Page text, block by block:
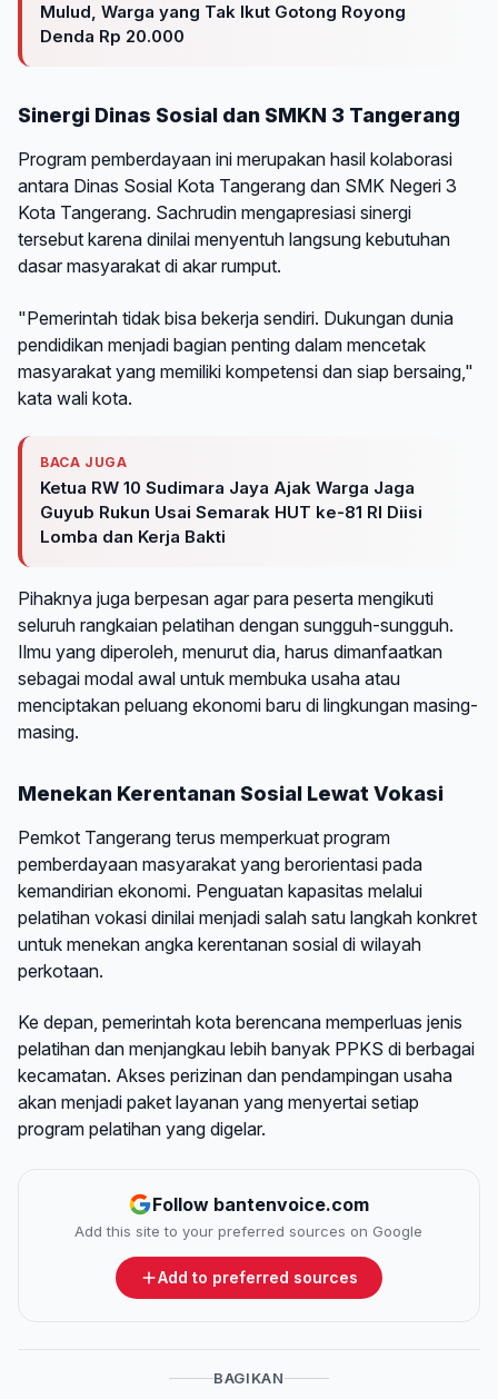
Mulud, Warga yang Tak Ikut Gotong Royong
Denda Rp 20.000
Sinergi Dinas Sosial dan SMKN 3 Tangerang
Program pemberdayaan ini merupakan hasil kolaborasi
antara Dinas Sosial Kota Tangerang dan SMK Negeri 3
Kota Tangerang. Sachrudin mengapresiasi sinergi
tersebut karena dinilai menyentuh langsung kebutuhan
dasar masyarakat di akar rumput.
"Pemerintah tidak bisa bekerja sendiri. Dukungan dunia
pendidikan menjadi bagian penting dalam mencetak
masyarakat yang memiliki kompetensi dan siap bersaing,"
kata wali kota.
BACA JUGA
Ketua RW 10 Sudimara Jaya Ajak Warga Jaga
Guyub Rukun Usai Semarak HUT ke-81 RI Diisi
Lomba dan Kerja Bakti
Pihaknya juga berpesan agar para peserta mengikuti
seluruh rangkaian pelatihan dengan sungguh-sungguh.
Ilmu yang diperoleh, menurut dia, harus dimanfaatkan
sebagai modal awal untuk membuka usaha atau
menciptakan peluang ekonomi baru di lingkungan masing-
masing.
Menekan Kerentanan Sosial Lewat Vokasi
Pemkot Tangerang terus memperkuat program
pemberdayaan masyarakat yang berorientasi pada
kemandirian ekonomi. Penguatan kapasitas melalui
pelatihan vokasi dinilai menjadi salah satu langkah konkret
untuk menekan angka kerentanan sosial di wilayah
perkotaan.
Ke depan, pemerintah kota berencana memperluas jenis
pelatihan dan menjangkau lebih banyak PPKS di berbagai
kecamatan. Akses perizinan dan pendampingan usaha
akan menjadi paket layanan yang menyertai setiap
program pelatihan yang digelar.
Follow bantenvoice.com
Add this site to your preferred sources on Google
Add to preferred sources
BAGIKAN